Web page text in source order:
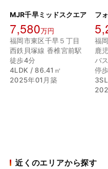
MJR千早ミッドスクエア
7,580万円
福岡市東区千早５丁目
西鉄貝塚線 香椎宮前駅
徒歩4分
4LDK / 86.41㎡
2025年01月築
鹿
バ
停
近くのエリアから探す